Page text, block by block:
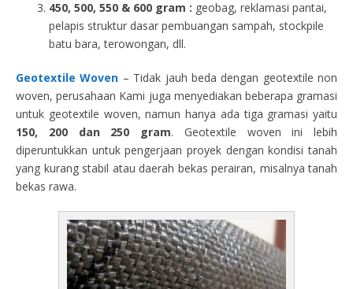
450, 500, 550 & 600 gram : geobag, reklamasi pantai,
pelapis struktur dasar pembuangan sampah, stockpile
batu bara, terowongan, dll.
Geotextile Woven – Tidak jauh beda dengan geotextile non
woven, perusahaan Kami juga menyediakan beberapa gramasi
untuk geotextile woven, namun hanya ada tiga gramasi yaitu
150, 200 dan 250 gram. Geotextile woven ini lebih
diperuntukkan untuk pengerjaan proyek dengan kondisi tanah
yang kurang stabil atau daerah bekas perairan, misalnya tanah
bekas rawa.